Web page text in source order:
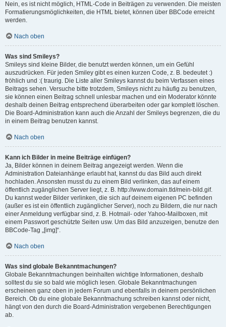
Nein, es ist nicht möglich, HTML-Code in Beiträgen zu verwenden. Die meisten
Formatierungsmöglichkeiten, die HTML bietet, können über BBCode erreicht
werden.
Nach oben
Was sind Smileys?
Smileys sind kleine Bilder, die benutzt werden können, um ein Gefühl
auszudrücken. Für jeden Smiley gibt es einen kurzen Code, z. B. bedeutet :)
fröhlich und :( traurig. Die Liste aller Smileys kannst du beim Verfassen eines
Beitrags sehen. Versuche bitte trotzdem, Smileys nicht zu häufig zu benutzen,
sie können einen Beitrag schnell unlesbar machen und ein Moderator könnte
deshalb deinen Beitrag entsprechend überarbeiten oder gar komplett löschen.
Die Board-Administration kann auch die Anzahl der Smileys begrenzen, die du
in einem Beitrag benutzen kannst.
Nach oben
Kann ich Bilder in meine Beiträge einfügen?
Ja, Bilder können in deinem Beitrag angezeigt werden. Wenn die
Administration Dateianhänge erlaubt hat, kannst du das Bild auch direkt
hochladen. Ansonsten musst du zu einem Bild verlinken, das auf einem
öffentlich zugänglichen Server liegt, z. B. http://www.domain.tld/mein-bild.gif.
Du kannst weder Bilder verlinken, die sich auf deinem eigenen PC befinden
(außer es ist ein öffentlich zugänglicher Server), noch zu Bildern, die nur nach
einer Anmeldung verfügbar sind, z. B. Hotmail- oder Yahoo-Mailboxen, mit
einem Passwort geschützte Seiten usw. Um das Bild anzuzeigen, benutze den
BBCode-Tag „[img]“.
Nach oben
Was sind globale Bekanntmachungen?
Globale Bekanntmachungen beinhalten wichtige Informationen, deshalb
solltest du sie so bald wie möglich lesen. Globale Bekanntmachungen
erscheinen ganz oben in jedem Forum und ebenfalls in deinem persönlichen
Bereich. Ob du eine globale Bekanntmachung schreiben kannst oder nicht,
hängt von den durch die Board-Administration vergebenen Berechtigungen
ab.